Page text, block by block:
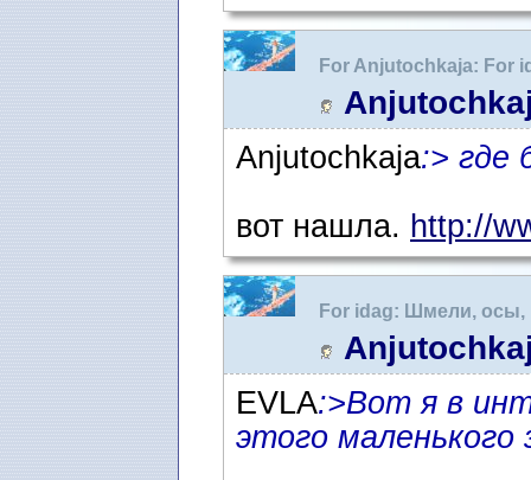
For Anjutochkaja: For
разные жучки ...
Anjutochkaja:> где
вот нашла. http://
For idag: Шмели, осы,
EVLA:>Вот я в
этого маленького